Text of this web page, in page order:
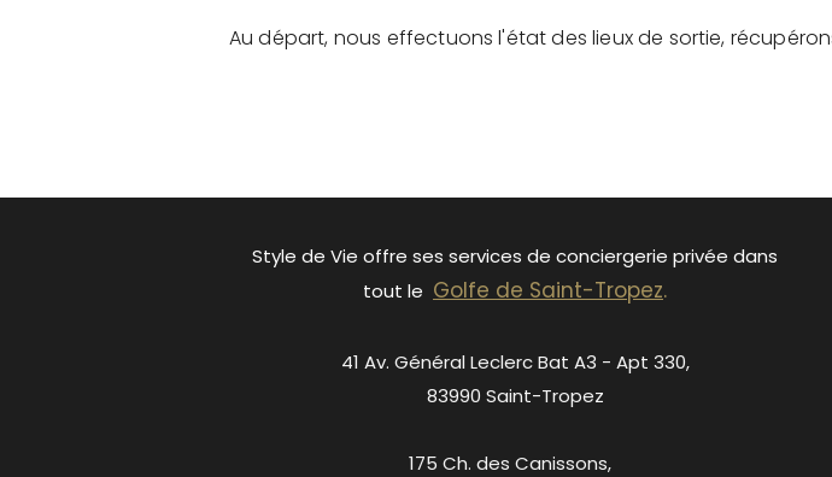
Au départ, nous effectuons l'état des lieux de sortie,
Style de Vie offre ses services de conciergerie privée dans
tout le Golfe de Saint-Tropez.
41 Av. Général Leclerc Bat A3 - Apt 330,
83990 Saint-Tropez
175 Ch. des Canissons,